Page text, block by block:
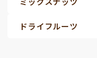
ドライフルーツ